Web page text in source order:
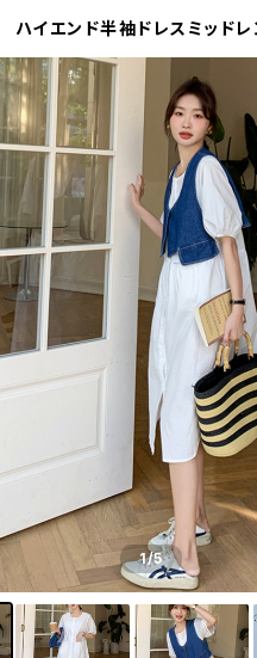
ハイエンド半袖ドレスミッドレ
カジュアル気質スカート |
本未入荷勢揃い！全品送料無料
1/5